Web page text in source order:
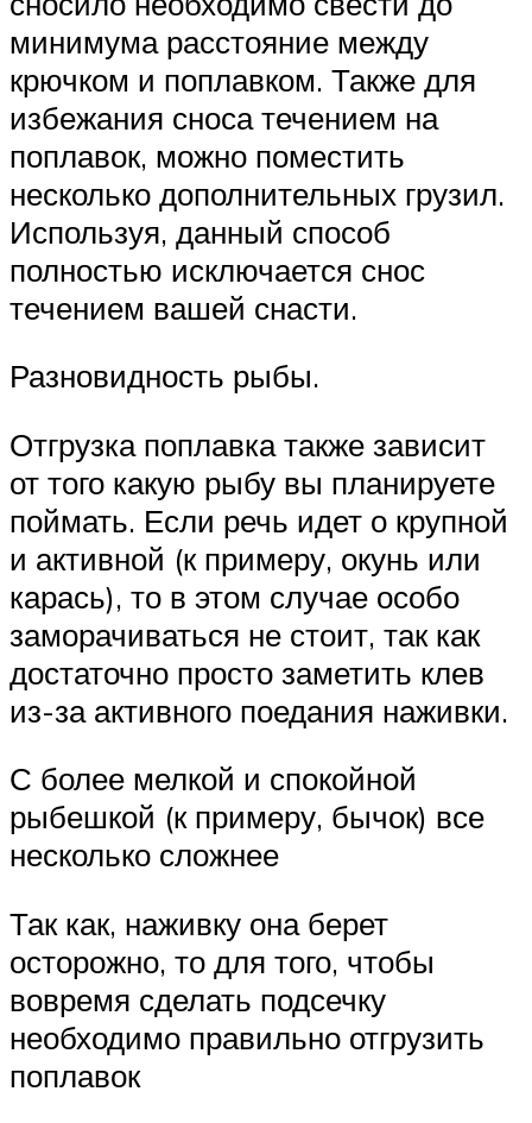
минимума расстояние между
крючком и поплавком. Также для
избежания сноса течением на
поплавок, можно поместить
несколько дополнительных грузил.
Используя, данный способ
полностью исключается снос
течением вашей снасти.
Разновидность рыбы.
Отгрузка поплавка также зависит
от того какую рыбу вы планируете
поймать. Если речь идет о крупной
и активной (к примеру, окунь или
карась), то в этом случае особо
заморачиваться не стоит, так как
достаточно просто заметить клев
из-за активного поедания наживки.
С более мелкой и спокойной
рыбешкой (к примеру, бычок) все
несколько сложнее
Так как, наживку она берет
осторожно, то для того, чтобы
вовремя сделать подсечку
необходимо правильно отгрузить
поплавок